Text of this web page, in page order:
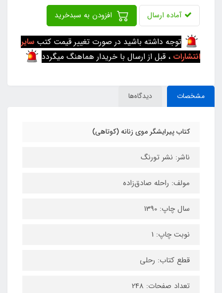
آماده ارسال
توجه داشته باشید در صورت تغییر قیمت کتب سایر
انتشارات ، قبل از ارسال با خریدار هماهنگ میگردد
مشخصات دیدگاه‌ها
کتاب پیرایشگر موی زنانه (کوتاهی)
ناشر: نشر تورنگ
مولف: راحله صادق‌زاده
سال چاپ: 1390
نوبت چاپ: 1
قطع کتاب: رحلی
تعداد صفحات: 248